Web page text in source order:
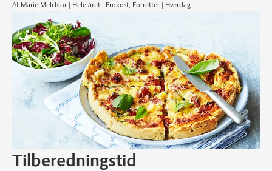
Af Marie Melchior | Hele året | Frokost, Forretter | Hverdag
Tilberedningstid